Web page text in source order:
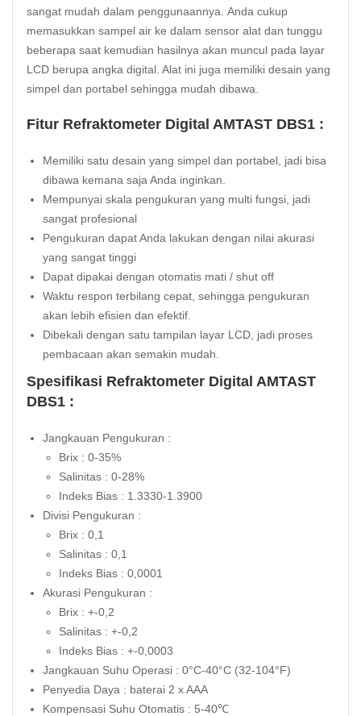
sangat mudah dalam penggunaannya. Anda cukup
memasukkan sampel air ke dalam sensor alat dan tunggu
beberapa saat kemudian hasilnya akan muncul pada layar
LCD berupa angka digital. Alat ini juga memiliki desain yang
simpel dan portabel sehingga mudah dibawa.
Fitur Refraktometer Digital AMTAST DBS1 :
Memiliki satu desain yang simpel dan portabel, jadi bisa
dibawa kemana saja Anda inginkan.
Mempunyai skala pengukuran yang multi fungsi, jadi
sangat profesional
Pengukuran dapat Anda lakukan dengan nilai akurasi
yang sangat tinggi
Dapat dipakai dengan otomatis mati / shut off
Waktu respon terbilang cepat, sehingga pengukuran
akan lebih efisien dan efektif.
Dibekali dengan satu tampilan layar LCD, jadi proses
pembacaan akan semakin mudah.
Spesifikasi Refraktometer Digital AMTAST
DBS1 :
Jangkauan Pengukuran :
Brix : 0-35%
Salinitas : 0-28%
Indeks Bias : 1.3330-1.3900
Divisi Pengukuran :
Brix : 0,1
Salinitas : 0,1
Indeks Bias : 0,0001
Akurasi Pengukuran :
Brix : +-0,2
Salinitas : +-0,2
Indeks Bias : +-0,0003
Jangkauan Suhu Operasi : 0°C-40°C (32-104°F)
Penyedia Daya : baterai 2 x AAA
Kompensasi Suhu Otomatis : 5-40℃